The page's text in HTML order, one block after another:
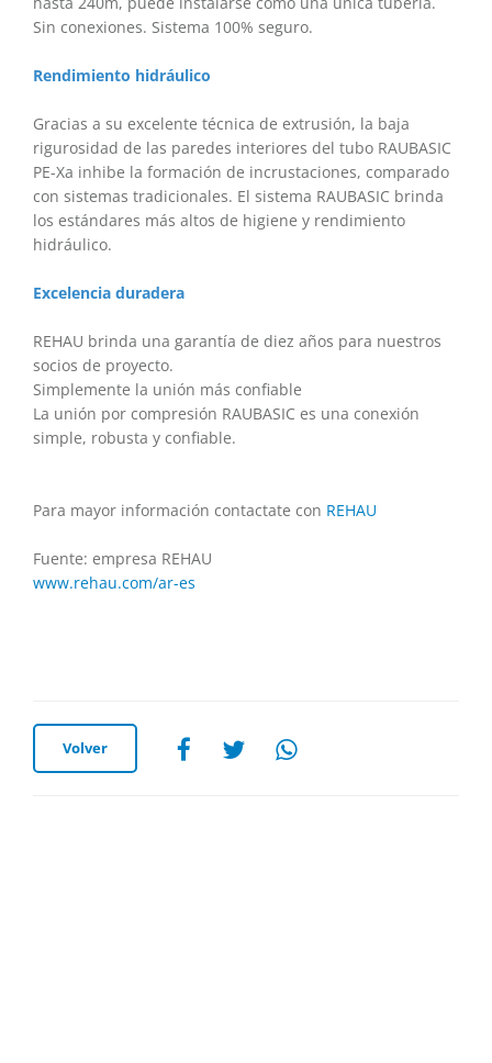
Sin conexiones. Sistema 100% seguro.
Rendimiento hidráulico
Gracias a su excelente técnica de extrusión, la baja
rigurosidad de las paredes interiores del tubo RAUBASIC
PE-Xa inhibe la formación de incrustaciones, comparado
con sistemas tradicionales. El sistema RAUBASIC brinda
los estándares más altos de higiene y rendimiento
hidráulico.
Excelencia duradera
REHAU brinda una garantía de diez años para nuestros
socios de proyecto.
Simplemente la unión más confiable
La unión por compresión RAUBASIC es una conexión
simple, robusta y confiable.
Para mayor información contactate con REHAU
Fuente: empresa REHAU
www.rehau.com/ar-es
Volver